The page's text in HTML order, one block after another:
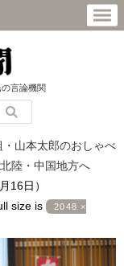
言論機関
山本太郎のおしゃべ
陸・中国地方へ
16日）
size is 2048 ×